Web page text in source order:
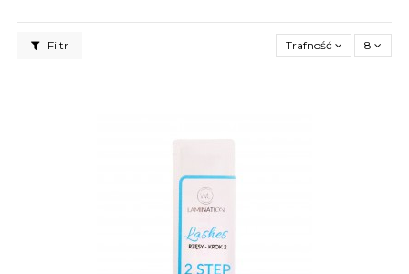
Filtr Trafność 8